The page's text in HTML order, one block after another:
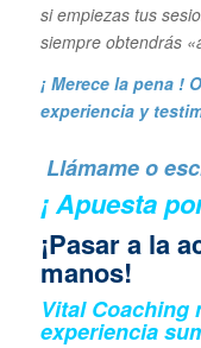
si empiezas tus
siempre obtendrás
¡ Merece la pena !
experiencia y
Llámame o
¡ Apuesta
¡Pasar a la
manos!
Vital Coaching
experiencia